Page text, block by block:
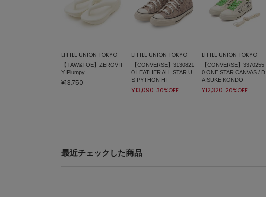
LITTLE UNION TOKYO
【TAW&TOE】ZEROVIT
Y Plumpy
¥13,750
LITTLE UNION TOKYO
【CONVERSE】3130821
0 LEATHER ALL STAR U
S PYTHON HI
¥13,090 30%OFF
LITTLE UNION TOKYO
【CONVERSE】3370255
0 ONE STAR CANVAS / D
AISUKE KONDO
¥12,320 20%OFF
最近チェックした商品